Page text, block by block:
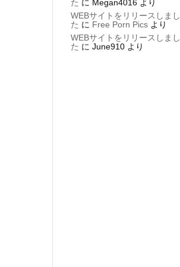
た に Megan4016 より
WEBサイトをリリースしまし
た に Free Porn Pics より
WEBサイトをリリースしまし
た にJune910 より